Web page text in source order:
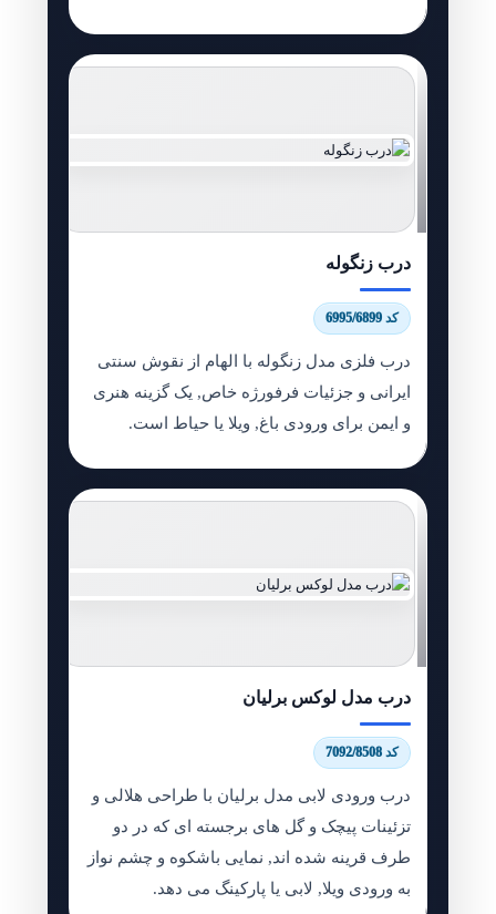
درب زنگوله
کد 6995/6899
درب فلزی مدل زنگوله با الهام از نقوش سنتی
ایرانی و جزئیات فرفورژه خاص, یک گزینه هنری
و ایمن برای ورودی باغ, ویلا یا حیاط است.
درب مدل لوکس برلیان
کد 7092/8508
درب ورودی لابی مدل برلیان با طراحی هلالی و
تزئینات پیچک و گل های برجسته ای که در دو
طرف قرینه شده اند, نمایی باشکوه و چشم نواز
به ورودی ویلا, لابی یا پارکینگ می دهد.